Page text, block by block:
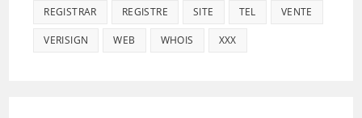
REGISTRAR REGISTRE SITE TEL VENTE
VERISIGN WEB WHOIS XXX